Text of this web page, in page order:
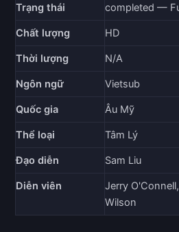
Trạng thái completed —
Chất lượng HD
Thời lượng N/A
Ngôn ngữ Vietsub
Quốc gia Âu Mỹ
Thể loại Tâm Lý
Đạo diễn Sam Liu
Diễn viên
Jerry
Wilson